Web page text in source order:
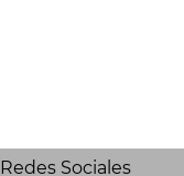
Redes Sociales